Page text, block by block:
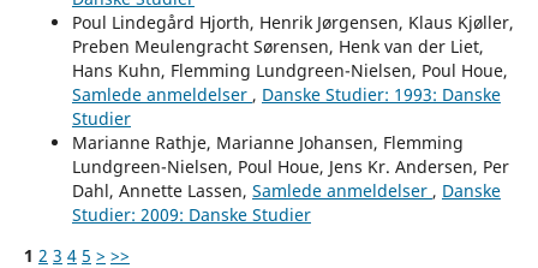
Poul Lindegård Hjorth, Henrik Jørgensen, Klaus Kjøller,
Preben Meulengracht Sørensen, Henk van der Liet,
Hans Kuhn, Flemming Lundgreen-Nielsen, Poul Houe,
Samlede anmeldelser , Danske Studier: 1993: Danske
Studier
Marianne Rathje, Marianne Johansen, Flemming
Lundgreen-Nielsen, Poul Houe, Jens Kr. Andersen, Per
Dahl, Annette Lassen, Samlede anmeldelser , Danske
Studier: 2009: Danske Studier
1 2 3 4 5 > >>